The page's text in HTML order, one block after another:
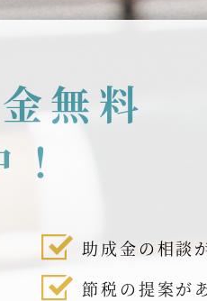
無料
助成金の相談
節税の提案が